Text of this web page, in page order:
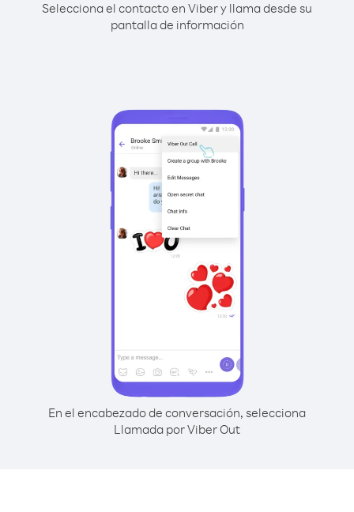
Selecciona el contacto en Viber y llama desde su
pantalla de información
En el encabezado de conversación, selecciona
Llamada por Viber Out